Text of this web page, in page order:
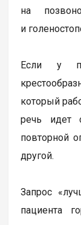
на
и
Если у
который
речь идет
повторной
другой.
Запрос
пациента